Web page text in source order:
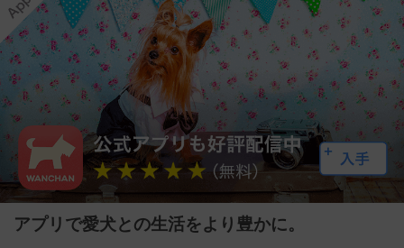
アプリで愛犬との生活をより豊かに。